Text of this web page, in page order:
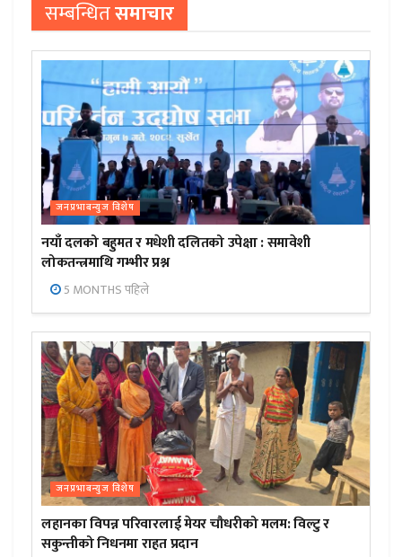
सम्बन्धितसमाचार
जनप्रभाबन्युज विशेष
नयाँ दलको बहुमत र मधेशी दलितको उपेक्षा : समावेशी
लोकतन्त्रमाथि गम्भीर प्रश्न
5 MONTHS पहिले
जनप्रभाबन्युज विशेष
लहानका विपन्न परिवारलाई मेयर चौधरीको मलम: विल्टु र
सकुन्तीको निधनमा राहत प्रदान